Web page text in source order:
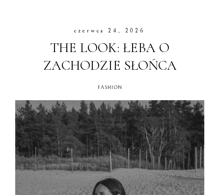
czerwca 24, 2026
THE LOOK: ŁEBA O
ZACHODZIE SŁOŃCA
FASHION